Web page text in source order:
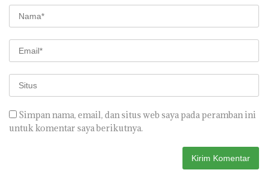
Simpan nama, email, dan situs web saya pada peramban ini
untuk komentar saya berikutnya.